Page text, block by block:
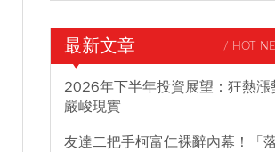
最新文章 / HOT
2026年下半年投資展望：狂熱漲
嚴峻現實
友達二把手柯富仁裸辭內幕！「